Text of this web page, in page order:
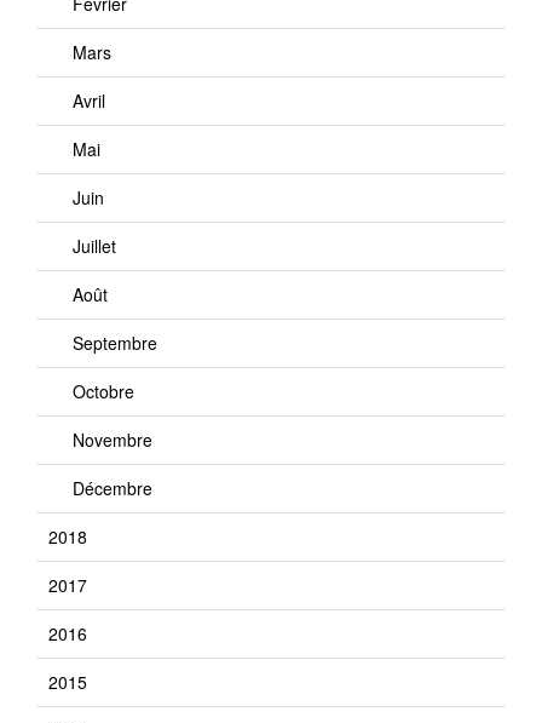
Mars
Avril
Mai
Juin
Juillet
Août
Septembre
Octobre
Novembre
Décembre
2018
2017
2016
2015